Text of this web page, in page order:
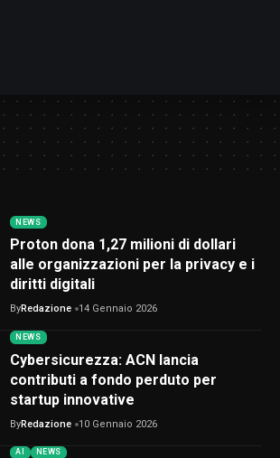
NEWS
Proton dona 1,27 milioni di dollari
alle organizzazioni per la privacy e i
diritti digitali
ByRedazione 14 Gennaio 2026
NEWS
Cybersicurezza: ACN lancia
contributi a fondo perduto per
startup innovative
ByRedazione 10 Gennaio 2026
AI NEWS